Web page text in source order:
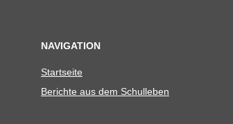
NAVIGATION
Start­seite
Berichte aus dem Schulleben